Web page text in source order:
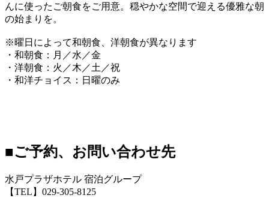
んに使ったご朝食をご用意。穏やかな空間で迎える優雅な朝
の始まりを。
※曜日によって和朝食、洋朝食が異なります
・和朝食：月／水／金
・洋朝食：火／木／土／祝
・和洋チョイス：日曜のみ
■ご予約、お問い合わせ先
水戸プラザホテル 宿泊グループ
【TEL】029-305-8125